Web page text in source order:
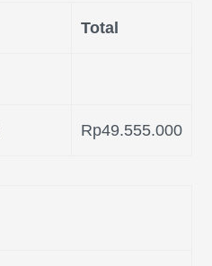
Total
Rp49.555.000